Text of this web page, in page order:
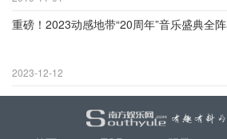
重磅！2023动感地带“20周年”音乐盛典全
2023-12-12